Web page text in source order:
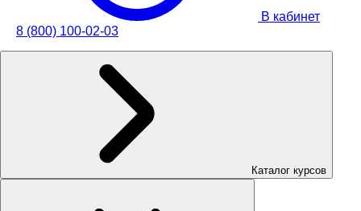
В кабинет
8 (800) 100-02-03
Каталог курсов